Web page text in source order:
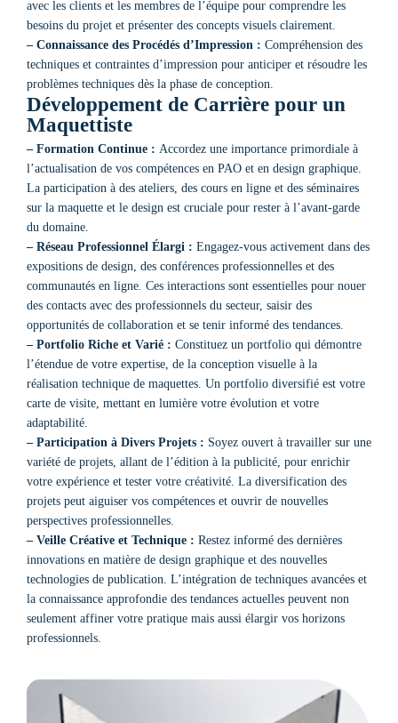
avec les clients et les membres de l’équipe pour comprendre les
besoins du projet et présenter des concepts visuels clairement.
– Connaissance des Procédés d’Impression : Compréhension des
techniques et contraintes d’impression pour anticiper et résoudre les
problèmes techniques dès la phase de conception.
Développement de Carrière pour un
Maquettiste
– Formation Continue : Accordez une importance primordiale à
l’actualisation de vos compétences en PAO et en design graphique.
La participation à des ateliers, des cours en ligne et des séminaires
sur la maquette et le design est cruciale pour rester à l’avant-garde
du domaine.
– Réseau Professionnel Élargi : Engagez-vous activement dans des
expositions de design, des conférences professionnelles et des
communautés en ligne. Ces interactions sont essentielles pour nouer
des contacts avec des professionnels du secteur, saisir des
opportunités de collaboration et se tenir informé des tendances.
– Portfolio Riche et Varié : Constituez un portfolio qui démontre
l’étendue de votre expertise, de la conception visuelle à la
réalisation technique de maquettes. Un portfolio diversifié est votre
carte de visite, mettant en lumière votre évolution et votre
adaptabilité.
– Participation à Divers Projets : Soyez ouvert à travailler sur une
variété de projets, allant de l’édition à la publicité, pour enrichir
votre expérience et tester votre créativité. La diversification des
projets peut aiguiser vos compétences et ouvrir de nouvelles
perspectives professionnelles.
– Veille Créative et Technique : Restez informé des dernières
innovations en matière de design graphique et des nouvelles
technologies de publication. L’intégration de techniques avancées et
la connaissance approfondie des tendances actuelles peuvent non
seulement affiner votre pratique mais aussi élargir vos horizons
professionnels.